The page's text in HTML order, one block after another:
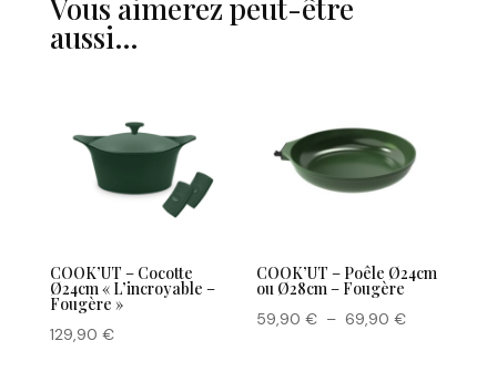
Vous aimerez peut-être
aussi…
COOK’UT – Cocotte
Ø24cm « L’incroyable –
Fougère »
129,90 €
COOK’UT – Poêle Ø24cm
ou Ø28cm – Fougère
59,90€ – 69,90€Plage